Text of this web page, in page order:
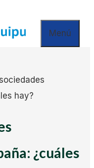
Menú
hay?
¿cuáles